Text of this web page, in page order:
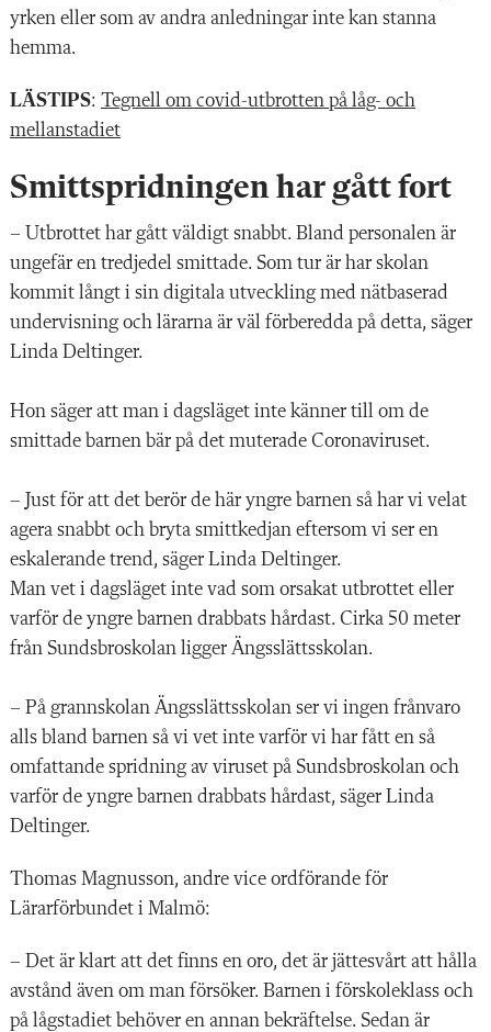
yrken eller som av andra anledningar inte kan stanna
hemma.
LÄSTIPS: Tegnell om covid-utbrotten på låg- och
mellanstadiet
Smittspridningen har gått fort
– Utbrottet har gått väldigt snabbt. Bland personalen är
ungefär en tredjedel smittade. Som tur är har skolan
kommit långt i sin digitala utveckling med nätbaserad
undervisning och lärarna är väl förberedda på detta, säger
Linda Deltinger.
Hon säger att man i dagsläget inte känner till om de
smittade barnen bär på det muterade Coronaviruset.
– Just för att det berör de här yngre barnen så har vi velat
agera snabbt och bryta smittkedjan eftersom vi ser en
eskalerande trend, säger Linda Deltinger.
Man vet i dagsläget inte vad som orsakat utbrottet eller
varför de yngre barnen drabbats hårdast. Cirka 50 meter
från Sundsbroskolan ligger Ängsslättsskolan.
– På grannskolan Ängsslättsskolan ser vi ingen frånvaro
alls bland barnen så vi vet inte varför vi har fått en så
omfattande spridning av viruset på Sundsbroskolan och
varför de yngre barnen drabbats hårdast, säger Linda
Deltinger.
Thomas Magnusson, andre vice ordförande för
Lärarförbundet i Malmö:
– Det är klart att det finns en oro, det är jättesvårt att hålla
avstånd även om man försöker. Barnen i förskoleklass och
på lågstadiet behöver en annan bekräftelse. Sedan är